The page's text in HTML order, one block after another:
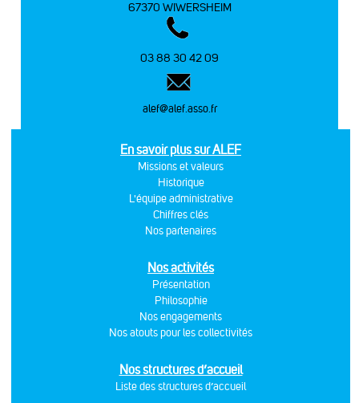
67370 WIWERSHEIM
03 88 30 42 09
alef@alef.asso.fr
En savoir plus sur ALEF
Missions et valeurs
Historique
L'équipe administrative
Chiffres clés
Nos partenaires
Nos activités
Présentation
Philosophie
Nos engagements
Nos atouts pour les collectivités
Nos structures d’accueil
Liste des structures d’accueil